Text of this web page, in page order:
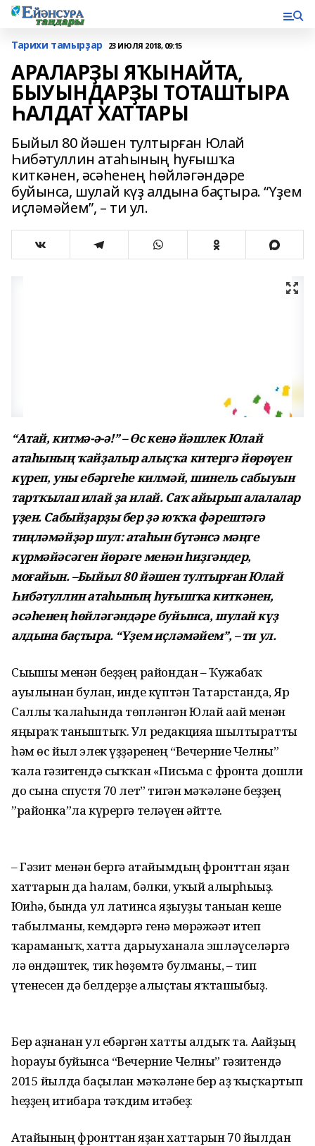
Тарихи тамырҙар 23 ИЮЛЯ 2018, 09:15
АРАЛАРҘЫ ЯҠЫНАЙТА,
БЫУЫНДАРҘЫ ТОТАШТЫРА
ҺАЛДАТ ХАТТАРЫ
Быйыл 80 йәшен тултырған Юлай
Һибәтуллин атаһының һуғышҡа
киткәнен, әсәһенең һөйләгәндәре
буйынса, шулай күҙ алдына баҫтыра. “Үҙем
иҫләмәйем”, – ти ул.
“Атай, китмә-ә-ә!” – Өс кенә йәшлек Юлай
атаһының ҡайҙалыр алыҫҡа китергә йөрөүен
күреп, уны ебәргеһе килмәй, шинель сабыуын
тартҡылап илай ҙа илай. Саҡ айырып алалалар
үҙен. Сабыйҙарҙы бер ҙә юҡҡа фәрештәгә
тиңләмәйҙәр шул: атаһын бүтәнсә мәңге
күрмәйәсәген йөрәге менән һиҙгәндер,
моғайын. –Быйыл 80 йәшен тултырған Юлай
Һибәтуллин атаһының һуғышҡа киткәнен,
әсәһенең һөйләгәндәре буйынса, шулай күҙ
алдына баҫтыра. “Үҙем иҫләмәйем”, – ти ул.
Сығышы менән беҙҙең райондан – Ҡужабаҡ
ауылынан булған, инде күптән Татарстанда, Яр
Саллы ҡалаһында төпләнгән Юлай ағай менән
яңыраҡ таныштыҡ. Ул редакцияға шылтыратты
һәм өс йыл элек үҙҙәренең “Вечерние Челны”
ҡала гәзитендә сыҡҡан «Письма с фронта дошли
до сына спустя 70 лет” тигән мәҡәләне беҙҙең
”районка”ла күрергә теләүен әйтте.
– Гәзит менән бергә атайымдың фронттан яҙған
хаттарын да һалам, бәлки, уҡый алырһығыҙ.
Юғиһә, бында ул латинса яҙыуҙы таныған кеше
табылманы, кемдәргә генә мөрәжәғәт итеп
ҡараманыҡ, хатта дарыуханала эшләүселәргә
лә өндәштек, тик һөҙөмтә булманы, – тип
үтенесен дә белдерҙе алыҫтағы яҡташыбыҙ.
Бер аҙнанан ул ебәргән хатты алдыҡ та. Ағайҙың
һорауы буйынса “Вечерние Челны” гәзитендә
2015 йылда баҫылған мәҡәләне бер аҙ ҡыҫҡартып
һеҙҙең иғтибарға тәҡдим итәбеҙ:
Атайының фронттан яҙған хаттарын 70 йылдан